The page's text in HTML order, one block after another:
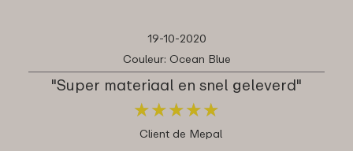
19-10-2020
Couleur: Ocean Blue
"Super materiaal en snel geleverd"
★★★★★
★★★★★
Client de Mepal